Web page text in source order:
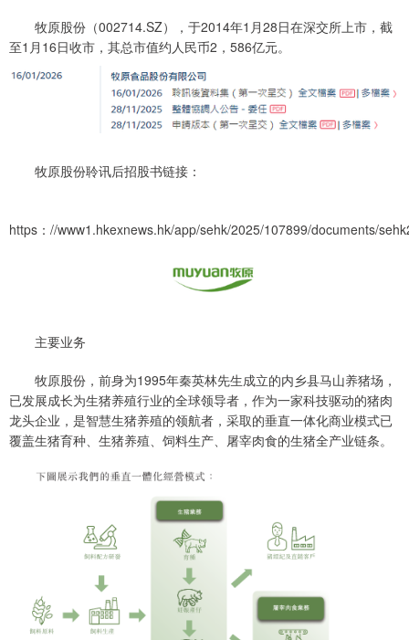
牧原股份（002714.SZ），于2014年1月28日在深交所上市，截
至1月16日收市，其总市值约人民币2，586亿元。
牧原股份聆讯后招股书链接：
https：//www1.hkexnews.hk/app/sehk/2025/107899/documents/
主要业务
牧原股份，前身为1995年秦英林先生成立的内乡县马山养猪场，
已发展成长为生猪养殖行业的全球领导者，作为一家科技驱动的猪肉
龙头企业，是智慧生猪养殖的领航者，采取的垂直一体化商业模式已
覆盖生猪育种、生猪养殖、饲料生产、屠宰肉食的生猪全产业链条。